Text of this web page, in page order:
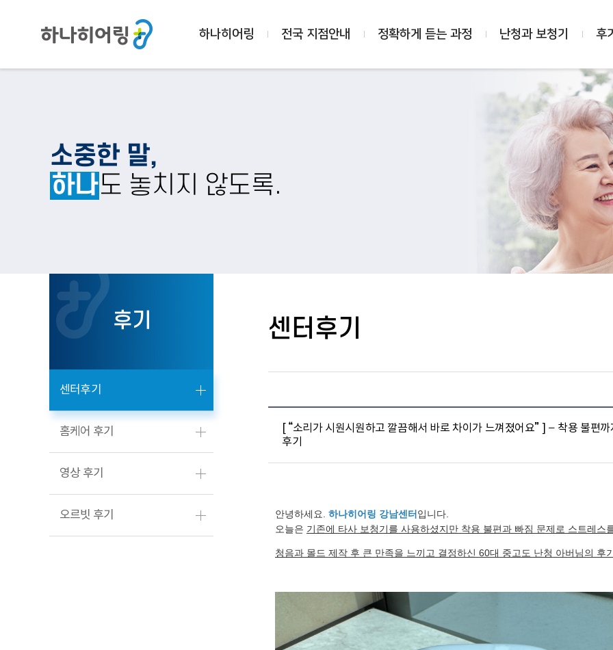
하나히어링 전국 지점안내 정확하게 듣는 과정 난청과 보청기 후기
소중한 말,
하나도 놓치지 않도록.
후기
센터후기
홈케어 후기
영상 후기
오르빗 후기
센터후기
[ “소리가 시원시원하고 깔끔해서 바로 차이가 느껴졌어요” ] – 착용 불편
후기
안녕하세요. 하나히어링 강남센터 입니다.
오늘은 기존에 타사 보청기를 사용하셨지만 착용 불편과 빠짐 문제로 스트레스
청음과 몰드 제작 후 큰 만족을 느끼고 결정하신 60대 중고도 난청 아버님의 후